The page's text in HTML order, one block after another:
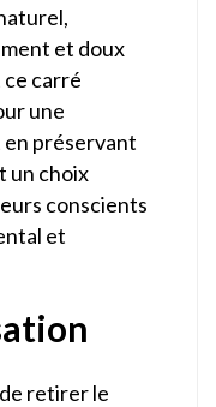
et doux
ce carré
une
préservant
un choix
conscients
et
retirer le